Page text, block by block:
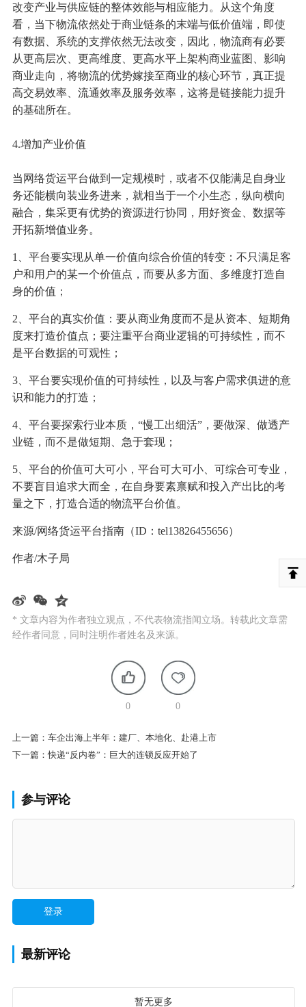
改变产业与供应链的整体效能与相应能力。从这个角度
看，当下物流依然处于商业链条的末端与低价值端，即使
有数据、系统的支撑依然无法改变，因此，物流商有必要
从更高层次、更高维度、更高水平上架构商业蓝图、影响
商业走向，将物流的优势嫁接至商业的核心环节，真正提
高交易效率、流通效率及服务效率，这将是链接能力提升
的基础所在。
4.增加产业价值
当网络货运平台做到一定规模时，或者不仅能满足自身业
务还能横向装业务进来，就相当于一个小生态，纵向横向
融合，集采更有优势的资源进行协同，用好资金、数据等
开拓新增值业务。
1、平台要实现从单一价值向综合价值的转变：不只满足客
户和用户的某一个价值点，而要从多方面、多维度打造自
身的价值；
2、平台的真实价值：要从商业角度而不是从资本、短期角
度来打造价值点；要注重平台商业逻辑的可持续性，而不
是平台数据的可观性；
3、平台要实现价值的可持续性，以及与客户需求俱进的意
识和能力的打造；
4、平台要探索行业本质，“慢工出细活”，要做深、做透产
业链，而不是做短期、急于套现；
5、平台的价值可大可小，平台可大可小、可综合可专业，
不要盲目追求大而全，在自身要素禀赋和投入产出比的考
量之下，打造合适的物流平台价值。
来源/网络货运平台指南（ID：tel13826455656）
作者/木子局
* 文章内容为作者独立观点，不代表物流指闻立场。转载此文章需
经作者同意，同时注明作者姓名及来源。
0 0
上一篇： 车企出海上半年：建厂、本地化、赴港上市
下一篇：快递“反内卷”：巨大的连锁反应开始了
参与评论
最新评论
暂无更多